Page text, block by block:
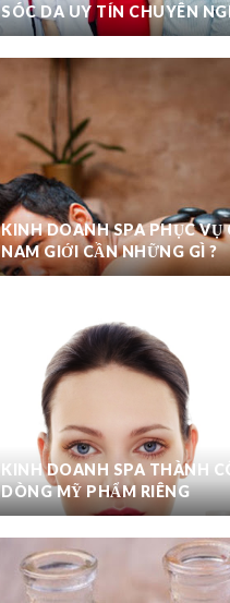
SÓC DA UY TÍN CHUYÊN
KINH DOANH SPA PHỤC VỤ
NAM GIỚI CẦN NHỮNG GÌ ?
KINH DOANH SPA THÀNH
DÒNG MỸ PHẨM RIÊNG